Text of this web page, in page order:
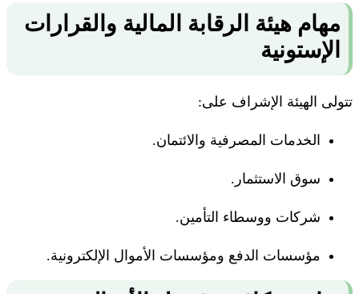
مهام هيئة الرقابة المالية والقرارات
الإستونية
تتولى الهيئة الإشراف على:
الخدمات المصرفية والائتمان.
سوق الاستثمار.
شركات ووسطاء التأمين.
مؤسسات الدفع ومؤسسات الأموال الإلكترونية.